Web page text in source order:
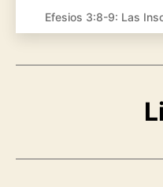
Efesios 3:8-9: Las